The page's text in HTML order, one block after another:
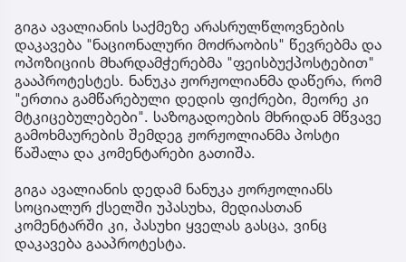
გიგა ავალიანის საქმეზე არასრულწლოვნების
დაკავება "ნაციონალური მოძრაობის" წევრებმა და
ოპოზიციის მხარდამჭერებმა "ფეისბუქპოსტებით"
გააპროტესტეს. ნანუკა ჟორჟოლიანმა დაწერა, რომ
"ერთია გამწარებული დედის ფიქრები, მეორე კი
მტკიცებულებები". საზოგადოების მხრიდან მწვავე
გამოხმაურების შემდეგ ჟორჟოლიანმა პოსტი
წაშალა და კომენტარები გათიშა.
გიგა ავალიანის დედამ ნანუკა ჟორჟოლიანს
სოციალურ ქსელში უპასუხა, მედიასთან
კომენტარში კი, პასუხი ყველას გასცა, ვინც
დაკავება გააპროტესტა.